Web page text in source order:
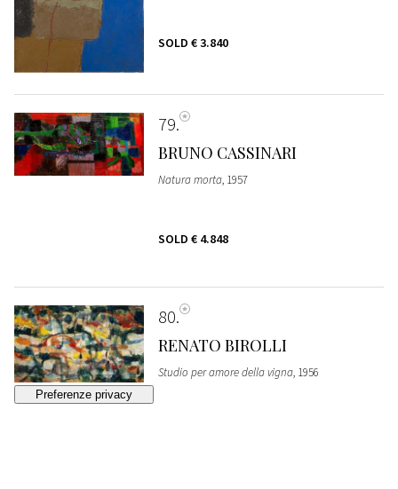
SOLD € 3.840
79
BRUNO CASSINARI
Natura morta, 1957
SOLD € 4.848
80
RENATO BIROLLI
Studio per amore della vigna, 1956